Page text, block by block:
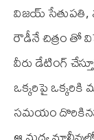
విజయ్ సేతుపతి,
రౌడీనే చిత్రం తో
వీరు డేటింగ్
ఒక్కరిపై
సమయం